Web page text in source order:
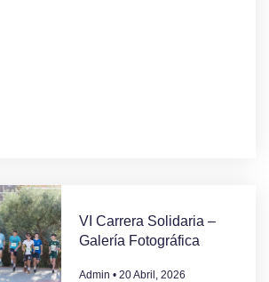
VI Carrera Solidaria –
Galería Fotográfica
Admin 20 Abril, 2026